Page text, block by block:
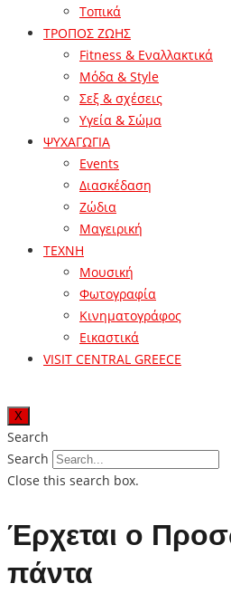
Τοπικά
ΤΡΟΠΟΣ ΖΩΗΣ
Fitness & Εναλλακτικά
Μόδα & Style
Σεξ & σχέσεις
Υγεία & Σώμα
ΨΥΧΑΓΩΓΙΑ
Events
Διασκέδαση
Ζώδια
Μαγειρική
ΤΕΧΝΗ
Μουσική
Φωτογραφία
Κινηματογράφος
Εικαστικά
VISIT CENTRAL GREECE
X
Search
Search
Close this search box.
Έρχεται ο
πάντα